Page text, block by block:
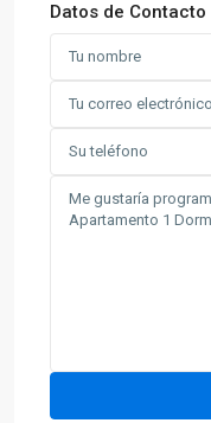
Datos de